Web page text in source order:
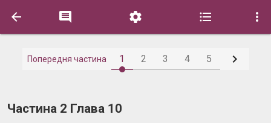
    
Попередня частина 1 2 3 4 5 
Частина 2 Глава 10